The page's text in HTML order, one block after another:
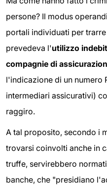
persone? Il modus
portali individuati per
prevedeva l'utilizzo
compagnie di
l'indicazione di un numero
intermediari assicurativi)
raggiro.
A tal proposito, secondo i
trovarsi coinvolti anche in
truffe, servirebbero
banche, che "presidiano